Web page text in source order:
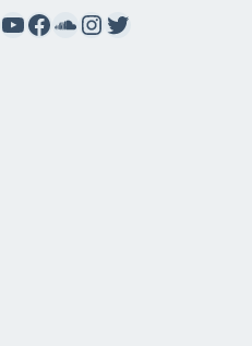
YouTube
Facebook
SoundCloud
Instagram
Twitter